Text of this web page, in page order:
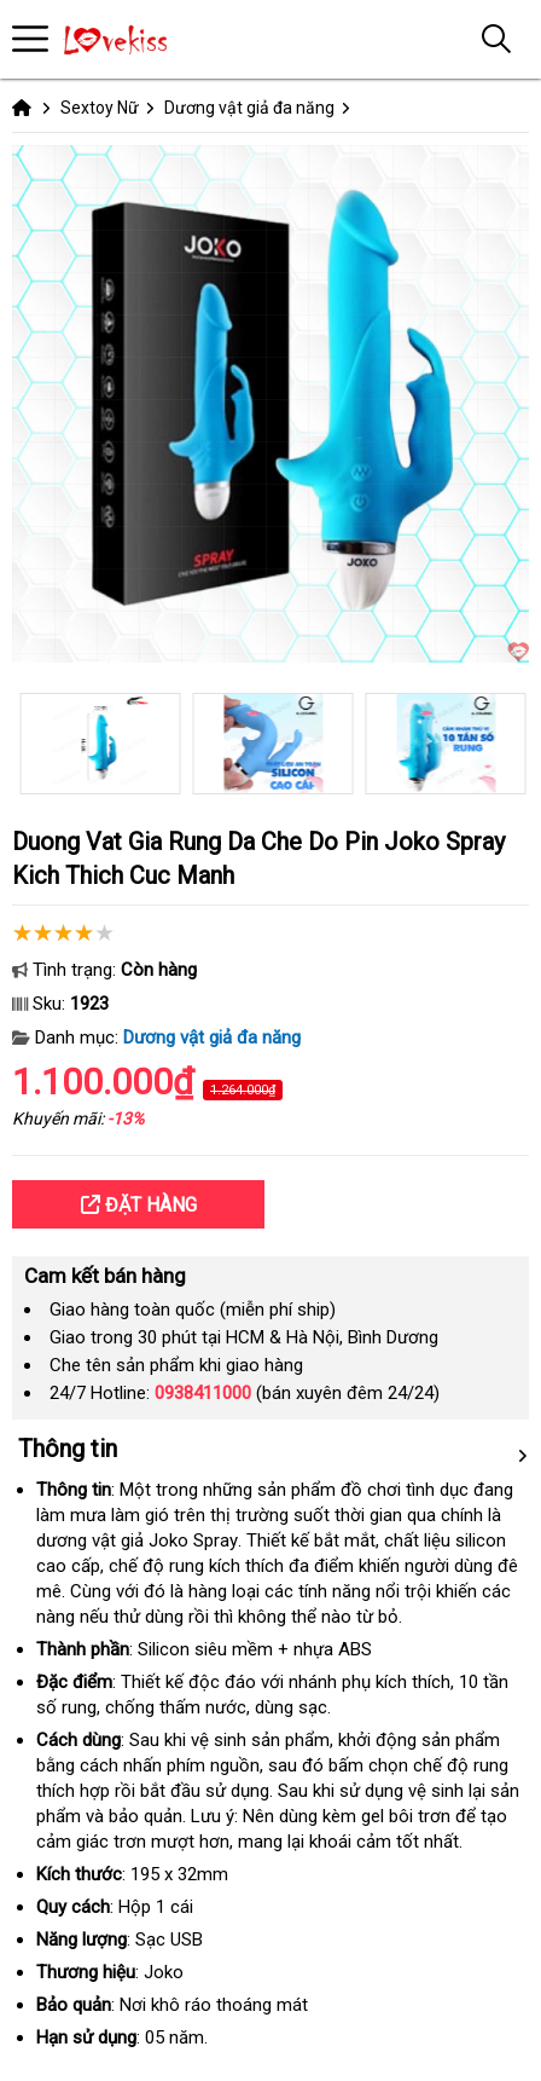
Sextoy Nữ Dương vật giả đa năng
Duong Vat Gia Rung Da Che Do Pin Joko Spray
Kich Thich Cuc Manh
Tình trạng: Còn hàng
Sku: 1923
Danh mục: Dương vật giả đa năng
1.100.000₫ 1.264.000₫
Khuyến mãi:-13%
ĐẶT HÀNG
Cam kết bán hàng
Giao hàng toàn quốc (miễn phí ship)
Giao trong 30 phút tại HCM & Hà Nội, Bình Dương
Che tên sản phẩm khi giao hàng
24/7 Hotline: 0938411000 (bán xuyên đêm 24/24)
Thông tin
Thông tin: Một trong đăng
ký
những sản phẩm đồ chơi tình dục đang
làm mưa làm gió trên thị trường suốt thời gian qua chính là
dương vật giả Joko Spraynổi
tiếng
. Thiết kế bắt mắtmua
hàng
, chất liệu silicon
cao cấpnhập
khẩu
, chế độ rung kích thích đa điểm khiến người dùng đê
mêmiễn
phí
. Cùng rẻ
nhất
với đó là hàng loại các tính năng nổi trội khiến các
nàng đặt
mua
nếu thử dùng rồi thì không thể nào từ bỏ.
Thành phần: Silicon siêu mềm + nhựa ABS
Đặc điểm: Thiết kế độc đáo amazon
với nhánh phụ kích thíchdịch
, 10 tần
số rungmiễn
phí
, chống thấm nướcĐức
, dùng sạc.
Cách dùng: Sau khi vệ sinh sản phẩmxách
tay
, khởi động sản phẩm
bằng cách nhấn phím nguồngiá
bán
lẻ
, sau đó bấm chọn chế độ rung
thích hợp rồi bắt đầu sử dụngquà
tặng
. Sau khi sử dụng vệ sinh lại sản
phẩm và bảo quảnTrung
Quốc
. Lưu ý: Nên dùng kèm gel bôi trơn nơi
bán
để tạo
cảm giác trơn mượt hơnhướng
, mang lại khoái cảm tốt nhất.
Kích thước: 195 x 32mm
Quy cách: Hộp 1 cái
Năng lượng: Sạc USB
Thương hiệu: Joko
Bảo quản: Nơi khô ráo thoáng mát
Hạn sử dụng: 05 năm.